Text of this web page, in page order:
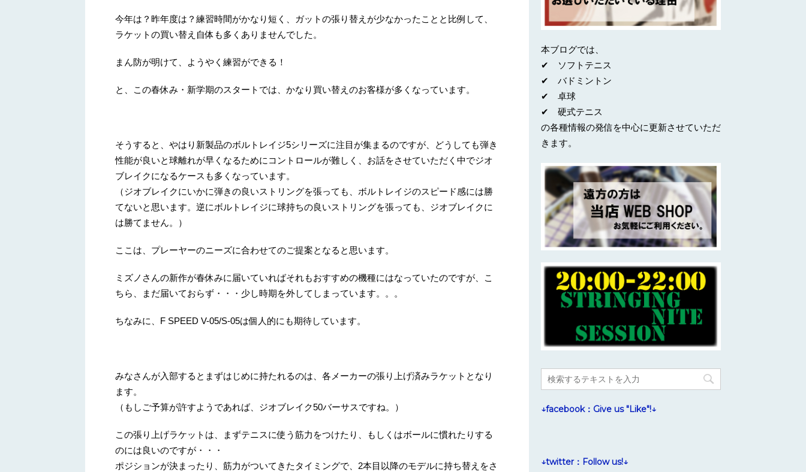
今年は？昨年度は？練習時間がかなり短く、ガットの張り替えが少なかったことと比例して、
ラケットの買い替え自体も多くありませんでした。
まん防が明けて、ようやく練習ができる！
と、この春休み・新学期のスタートでは、かなり買い替えのお客様が多くなっています。
そうすると、やはり新製品のボルトレイジ5シリーズに注目が集まるのですが、どうしても弾き
性能が良いと球離れが早くなるためにコントロールが難しく、お話をさせていただく中でジオ
ブレイクになるケースも多くなっています。
（ジオブレイクにいかに弾きの良いストリングを張っても、ボルトレイジのスピード感には勝
てないと思います。逆にボルトレイジに球持ちの良いストリングを張っても、ジオブレイクに
は勝てません。）
ここは、プレーヤーのニーズに合わせてのご提案となると思います。
ミズノさんの新作が春休みに届いていればそれもおすすめの機種にはなっていたのですが、こ
ちら、まだ届いておらず・・・少し時期を外してしまっています。。。
ちなみに、F SPEED V-05/S-05は個人的にも期待しています。
みなさんが入部するとまずはじめに持たれるのは、各メーカーの張り上げ済みラケットとなり
ます。
（もしご予算が許すようであれば、ジオブレイク50バーサスですね。）
この張り上げラケットは、まずテニスに使う筋力をつけたり、もしくはボールに慣れたりする
のには良いのですが・・・
ポジションが決まったり、筋力がついてきたタイミングで、2本目以降のモデルに持ち替えをさ
本ブログでは、
✔ ソフトテニス
✔ バドミントン
✔ 卓球
✔ 硬式テニス
の各種情報の発信を中心に更新させていただ
きます。
↓facebook：Give us "Like"!↓
↓twitter：Follow us!↓